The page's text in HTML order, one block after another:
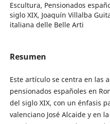
Escultura, Pensionados
siglo XIX, Joaquín Villalba
italiana delle Belle Arti
Resumen
Este artículo se centra en las
pensionados españoles en
del siglo XIX, con un énfasis
valenciano José Alcaide y en